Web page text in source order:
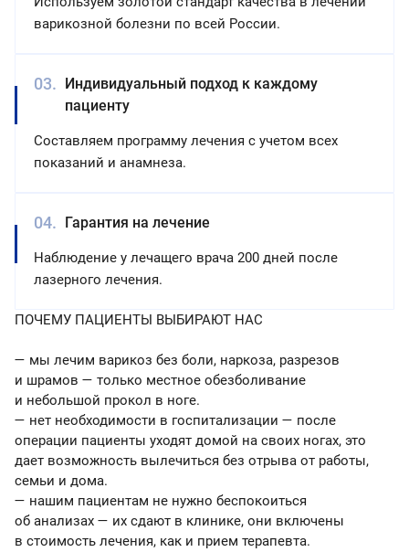
варикозной болезни по всей России.
Индивидуальный подход к каждому
пациенту
Составляем программу лечения с учетом всех
показаний и анамнеза.
Гарантия на лечение
Наблюдение у лечащего врача 200 дней после
лазерного лечения.
ПОЧЕМУ ПАЦИЕНТЫ ВЫБИРАЮТ НАС
— мы лечим варикоз без боли, наркоза, разрезов
и шрамов — только местное обезболивание
и небольшой прокол в ноге.
— нет необходимости в госпитализации — после
операции пациенты уходят домой на своих ногах, это
дает возможность вылечиться без отрыва от работы,
семьи и дома.
— нашим пациентам не нужно беспокоиться
об анализах — их сдают в клинике, они включены
в стоимость лечения, как и прием терапевта.